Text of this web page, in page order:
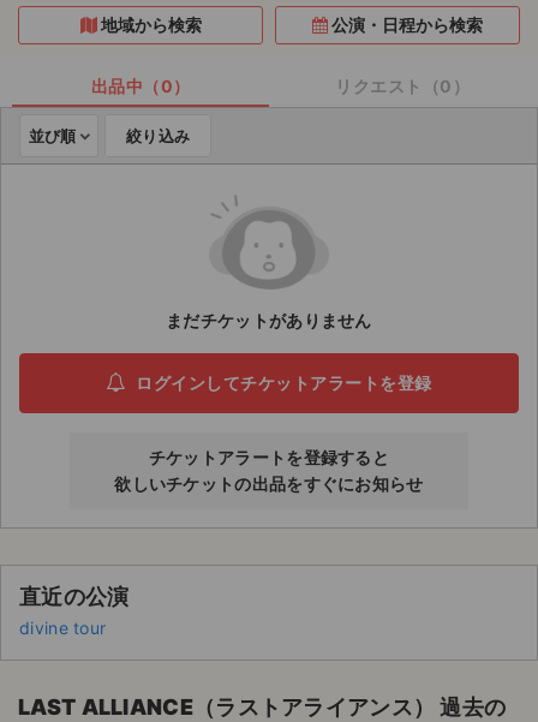
もうすぐ開催のチケット
チケットのリクエスト一覧
取扱チケット
ライブ・コンサート（国内）
ライブ・コンサート（海外）
スポーツ
演劇・ミュージカル
ご利用ガイド
ご利用ガイド
AIに質問する
地域から検索 公演・日程から検索
出品中（0） リクエスト（0）
並び順 絞り込み
まだチケットがありません
ログインしてチケットアラートを登録
チケットアラートを登録すると
欲しいチケットの出品をすぐにお知らせ
直近の公演
divine tour
LAST ALLIANCE（ラストアライアンス） 過去の